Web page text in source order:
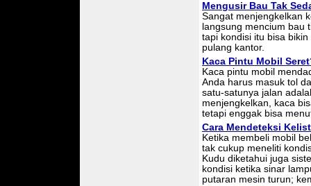
Mengusir Bau Tak
Sangat menjengkelkan
langsung mencium bau
tapi kondisi itu bisa
pulang kantor.
Kaca Pintu Mobil
Kaca pintu mobil
Anda harus masuk tol
satu-satunya jalan
menjengkelkan, kaca
tetapi enggak bisa
Cara Mendeteksi
Ketika membeli mobil
tak cukup meneliti
Kudu diketahui juga
kondisi ketika sinar
putaran mesin turun;